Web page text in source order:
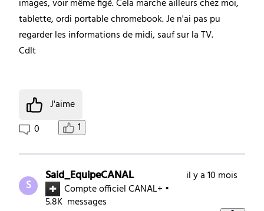
images, voir même figé. Cela marche ailleurs chez moi,
tablette, ordi portable chromebook. Je n'ai pas pu
regarder les informations de midi, sauf sur la TV.
Cdlt
J'aime
0
1
S
Said_EquipeCANAL
Compte officiel CANAL+ •
5.8K messages
il y a 10 mois